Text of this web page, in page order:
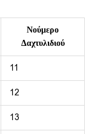
Νούμερο
Δαχτυλιδιού
11
12
13